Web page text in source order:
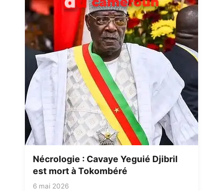
Nécrologie : Cavaye Yeguié Djibril
est mort à Tokombéré
6 mai 2026